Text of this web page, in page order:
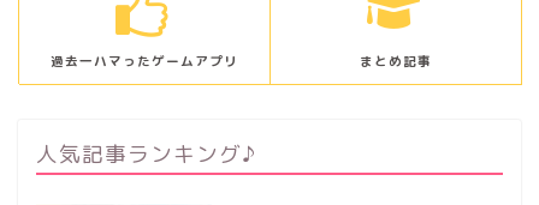
過去一ハマったゲームアプリ まとめ記事
人気記事ランキング♪